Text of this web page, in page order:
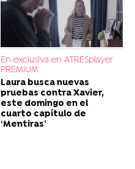
En exclusiva en ATRESplayer
PREMIUM
Laura busca nuevas
pruebas contra Xavier,
este domingo en el
cuarto capítulo de
‘Mentiras’